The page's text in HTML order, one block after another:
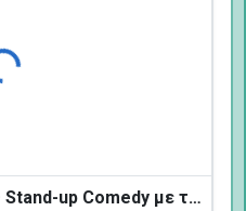
«Λέω να πάρω κάκτο» – Stand-up Comedy με τον Δημήτρη Χριστοφορίδη